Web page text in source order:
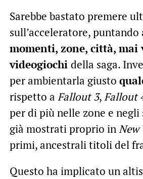
Sarebbe bastato premere
sull’acceleratore, puntando
momenti, zone, città, mai
videogiochi della saga.
per ambientarla giusto
rispetto a Fallout 3, Fallout
per di più nelle zone e negli
già mostrati proprio in New
primi, ancestrali titoli del
Questo ha implicato un